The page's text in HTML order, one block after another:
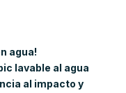
agua!
lavable al agua
al impacto y